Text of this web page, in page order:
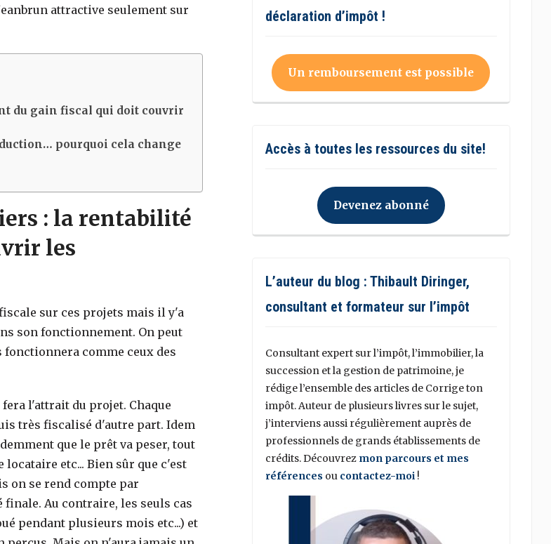
attractive seulement sur
du gain fiscal qui doit couvrir
pourquoi cela change
: la rentabilité
les
sur ces projets mais il y'a
son fonctionnement. On peut
comme ceux des
l'attrait du projet. Chaque
très fiscalisé d'autre part. Idem
que le prêt va peser, tout
etc... Bien sûr que c'est
on se rend compte par
Au contraire, les seuls cas
pendant plusieurs mois etc...) et
déclaration d’impôt !
Un remboursement est possible
Accès à toutes les ressources du site!
Devenez abonné
L’auteur du blog : Thibault Diringer,
consultant et formateur sur l’impôt
Consultant expert sur l’impôt, l’immobilier, la
succession et la gestion de patrimoine, je
rédige l’ensemble des articles de Corrige ton
impôt. Auteur de plusieurs livres sur le sujet,
j’interviens aussi régulièrement auprès de
professionnels de grands établissements de
crédits. Découvrez mon parcours et mes
références ou contactez-moi!